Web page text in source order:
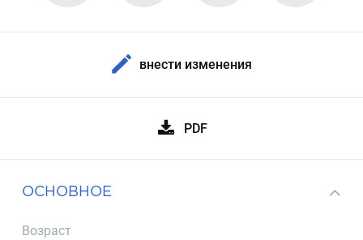
внести изменения
PDF
ОСНОВНОЕ
Возраст